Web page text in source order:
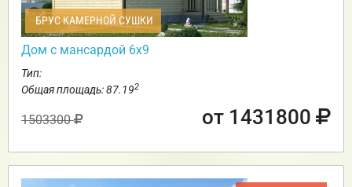
БРУС КАМЕРНОЙ СУШКИ
Дом с мансардой 6х9
Тип:
Общая площадь: 87.192
1503300 от 1431800